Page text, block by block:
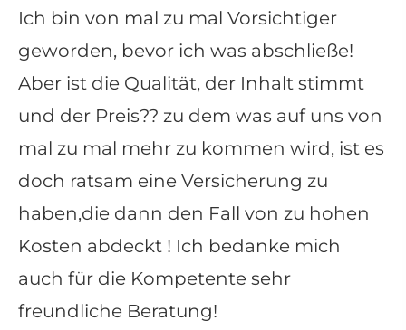
Ich bin von mal zu mal Vorsichtiger
geworden, bevor ich was abschließe!
Aber ist die Qualität, der Inhalt stimmt
und der Preis?? zu dem was auf uns von
mal zu mal mehr zu kommen wird, ist es
doch ratsam eine Versicherung zu
haben,die dann den Fall von zu hohen
Kosten abdeckt ! Ich bedanke mich
auch für die Kompetente sehr
freundliche Beratung!